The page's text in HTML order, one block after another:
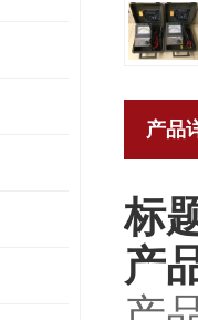
产品
标
产